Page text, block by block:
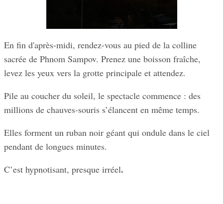
En fin d'après-midi, rendez-vous au pied de la colline
sacrée de Phnom Sampov. Prenez une boisson fraîche,
levez les yeux vers la grotte principale et attendez.
Pile au coucher du soleil, le spectacle commence : des
millions de chauves-souris s’élancent en même temps.
Elles forment un ruban noir géant qui ondule dans le ciel
pendant de longues minutes.
C’est hypnotisant, presque irréel.